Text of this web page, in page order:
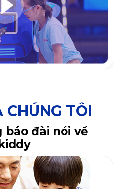
CHÚNG TÔI
đài nói về